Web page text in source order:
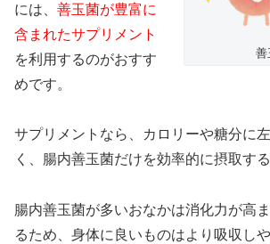
善
には、 善玉菌が豊富に
含まれたサプリメント
を利用するのがおすす
めです。
サプリメントなら、カロリーや糖分に
く、腸内善玉菌だけを効率的に摂取す
腸内善玉菌が多いおなかは消化力が高
るため、身体に良いものはより吸収し